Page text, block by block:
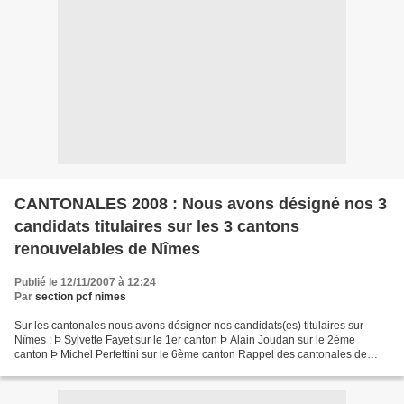
CANTONALES 2008 : Nous avons désigné nos 3
candidats titulaires sur les 3 cantons
renouvelables de Nîmes
Publié le 12/11/2007 à 12:24
Par section pcf nimes
Sur les cantonales nous avons désigner nos candidats(es) titulaires sur
Nîmes : Þ Sylvette Fayet sur le 1er canton Þ Alain Joudan sur le 2ème
canton Þ Michel Perfettini sur le 6ème canton Rappel des cantonales de